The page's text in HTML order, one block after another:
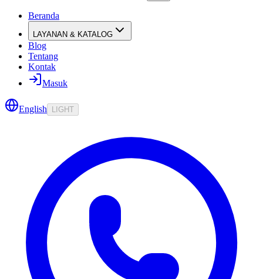
Beranda
LAYANAN & KATALOG
Blog
Tentang
Kontak
Masuk
English LIGHT